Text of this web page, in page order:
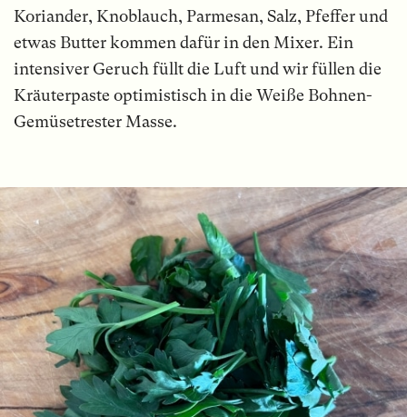
Koriander, Knoblauch, Parmesan, Salz, Pfeffer und
etwas Butter kommen dafür in den Mixer. Ein
intensiver Geruch füllt die Luft und wir füllen die
Kräuterpaste optimistisch in die Weiße Bohnen-
Gemüsetrester Masse.